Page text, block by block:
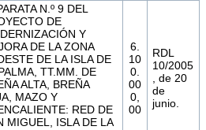
N.º 9 DEL
DE
Y
DE LA ZONA
DE LA ISLA DE
TT.MM. DE
ALTA, BREÑA
MAZO Y
RED DE
MIGUEL, ISLA DE LA
6.
10
0.
00
0,
00
RDL
10/2005
, de 20
de
junio.